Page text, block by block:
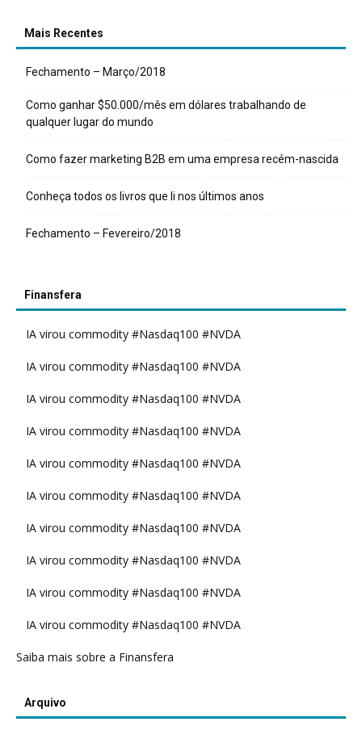
Mais Recentes
Fechamento – Março/2018
Como ganhar $50.000/mês em dólares trabalhando de
qualquer lugar do mundo
Como fazer marketing B2B em uma empresa recém-nascida
Conheça todos os livros que li nos últimos anos
Fechamento – Fevereiro/2018
Finansfera
IA virou commodity #Nasdaq100 #NVDA
IA virou commodity #Nasdaq100 #NVDA
IA virou commodity #Nasdaq100 #NVDA
IA virou commodity #Nasdaq100 #NVDA
IA virou commodity #Nasdaq100 #NVDA
IA virou commodity #Nasdaq100 #NVDA
IA virou commodity #Nasdaq100 #NVDA
IA virou commodity #Nasdaq100 #NVDA
IA virou commodity #Nasdaq100 #NVDA
IA virou commodity #Nasdaq100 #NVDA
Saiba mais sobre a Finansfera
Arquivo